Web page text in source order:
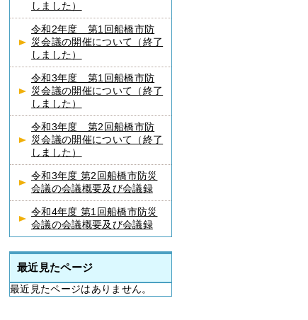
しました）
令和2年度 第1回船橋市防
災会議の開催について（終了
しました）
令和3年度 第1回船橋市防
災会議の開催について（終了
しました）
令和3年度 第2回船橋市防
災会議の開催について（終了
しました）
令和3年度 第2回船橋市防災
会議の会議概要及び会議録
令和4年度 第1回船橋市防災
会議の会議概要及び会議録
最近見たページ
最近見たページはありません。